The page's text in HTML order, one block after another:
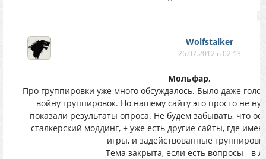
Wolfstalker
26.07.2012 в 02:13
Мольфар,
Про группировки уже много обсуждалось. Было даже
войну группировок. Но нашему сайту это просто не
показали результаты опроса. Не будем забывать, что
сталкерский моддинг, + уже есть другие сайты, где
игры, и задействованные
Тема закрыта, если есть вопросы - в